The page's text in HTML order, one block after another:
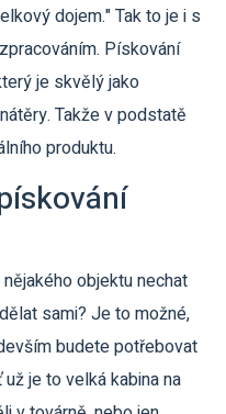
dojem." Tak to je i s
Pískování
je skvělý jako
Takže v podstatě
produktu.
objektu nechat
sami? Je to možné,
budete potřebovat
je to velká kabina na